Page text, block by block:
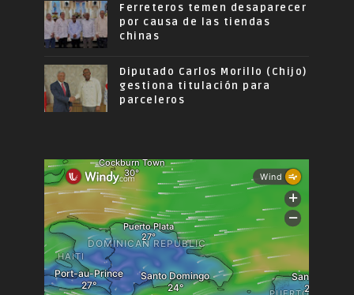
Ferreteros temen desaparecer
por causa de las tiendas
chinas
Diputado Carlos Morillo (Chijo)
gestiona titulación para
parceleros